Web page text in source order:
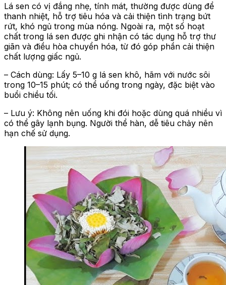
Lá sen có vị đắng nhẹ, tính mát, thường được dùng để
thanh nhiệt, hỗ trợ tiêu hóa và cải thiện tình trạng bứt
rứt, khó ngủ trong mùa nóng. Ngoài ra, một số hoạt
chất trong lá sen được ghi nhận có tác dụng hỗ trợ thư
giãn và điều hòa chuyển hóa, từ đó góp phần cải thiện
chất lượng giấc ngủ.
– Cách dùng: Lấy 5–10 g lá sen khô, hãm với nước sôi
trong 10–15 phút; có thể uống trong ngày, đặc biệt vào
buổi chiều tối.
– Lưu ý: Không nên uống khi đói hoặc dùng quá nhiều vì
có thể gây lạnh bụng. Người thể hàn, dễ tiêu chảy nên
hạn chế sử dụng.